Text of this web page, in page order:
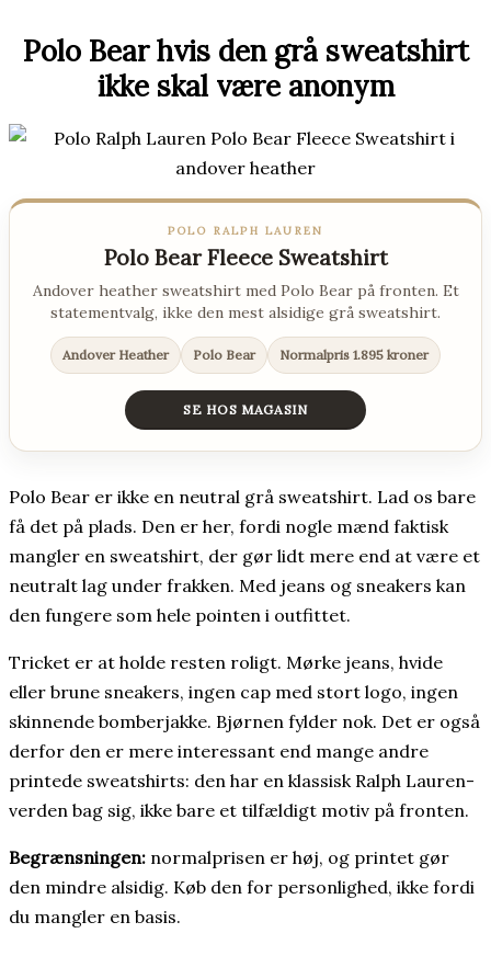
Polo Bear hvis den grå sweatshirt
ikke skal være anonym
POLO RALPH LAUREN
Polo Bear Fleece Sweatshirt
Andover heather sweatshirt med Polo Bear på fronten. Et
statementvalg, ikke den mest alsidige grå sweatshirt.
Andover Heather Polo Bear Normalpris 1.895 kroner
SE HOS MAGASIN
Polo Bear er ikke en neutral grå sweatshirt. Lad os bare
få det på plads. Den er her, fordi nogle mænd faktisk
mangler en sweatshirt, der gør lidt mere end at være et
neutralt lag under frakken. Med jeans og sneakers kan
den fungere som hele pointen i outfittet.
Tricket er at holde resten roligt. Mørke jeans, hvide
eller brune sneakers, ingen cap med stort logo, ingen
skinnende bomberjakke. Bjørnen fylder nok. Det er også
derfor den er mere interessant end mange andre
printede sweatshirts: den har en klassisk Ralph Lauren-
verden bag sig, ikke bare et tilfældigt motiv på fronten.
Begrænsningen: normalprisen er høj, og printet gør
den mindre alsidig. Køb den for personlighed, ikke fordi
du mangler en basis.